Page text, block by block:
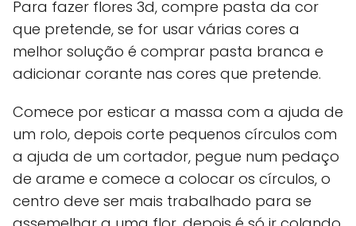
Para fazer flores 3d, compre pasta da cor
que pretende, se for usar várias cores a
melhor solução é comprar pasta branca e
adicionar corante nas cores que pretende.
Comece por esticar a massa com a ajuda de
um rolo, depois corte pequenos círculos com
a ajuda de um cortador, pegue num pedaço
de arame e comece a colocar os círculos, o
centro deve ser mais trabalhado para se